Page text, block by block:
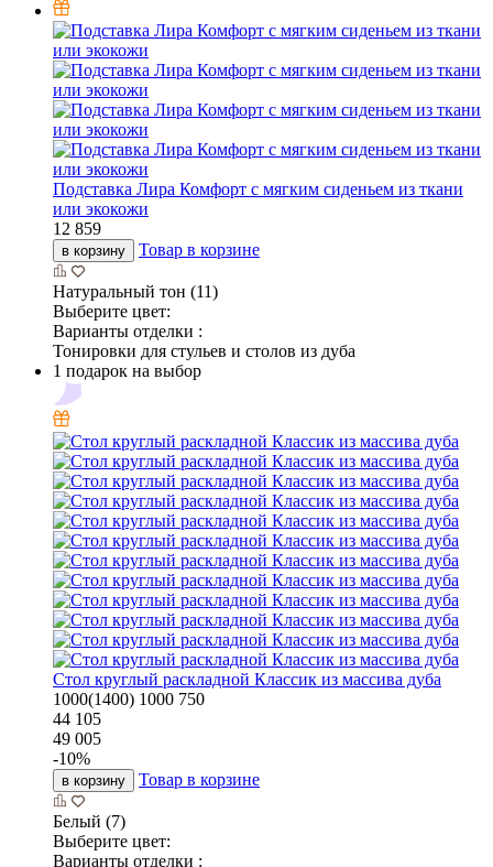
Подставка Лира Комфорт с мягким сиденьем из ткани
или экокожи
12 859
в корзину Товар в корзине
Натуральный тон (11)
Выберите цвет:
Варианты отделки :
Тонировки для стульев и столов из дуба
1 подарок на выбор
Стол круглый раскладной Классик из массива дуба
1000(1400) 1000 750
44 105
49 005
-10%
в корзину Товар в корзине
Белый (7)
Выберите цвет:
Варианты отделки :